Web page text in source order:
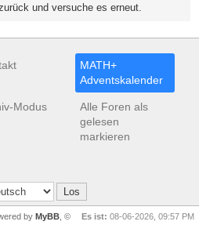
und versuche es erneut.
MATH+
Adventskalender
Modus
Alle Foren als
gelesen
markieren
Es ist: 08-06-2026, 09:57 PM
by MyBB , ©